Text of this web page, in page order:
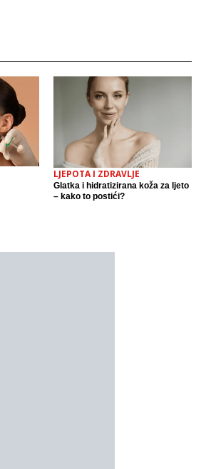
LJEPOTA I ZDRAVLJE
Glatka i hidratizirana koža za ljeto
– kako to postići?